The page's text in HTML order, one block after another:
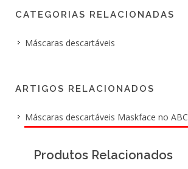
CATEGORIAS RELACIONADAS
Máscaras descartáveis
ARTIGOS RELACIONADOS
Máscaras descartáveis Maskface no ABC
Produtos Relacionados